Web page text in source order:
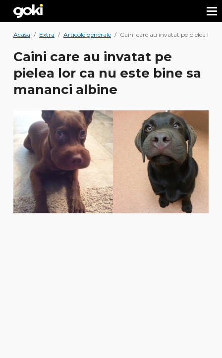
Acasa / Extra / Articole generale / Caini care au invatat pe pielea lor
Caini care au invatat pe
pielea lor ca nu este bine sa
mananci albine